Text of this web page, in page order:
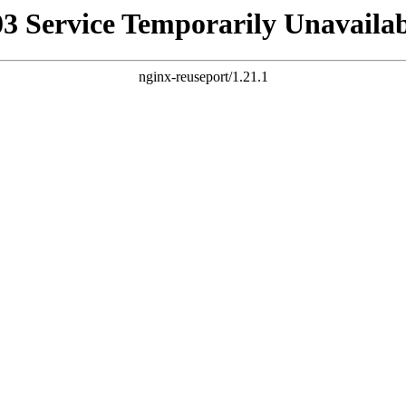
Service Temporarily
nginx-reuseport/1.21.1